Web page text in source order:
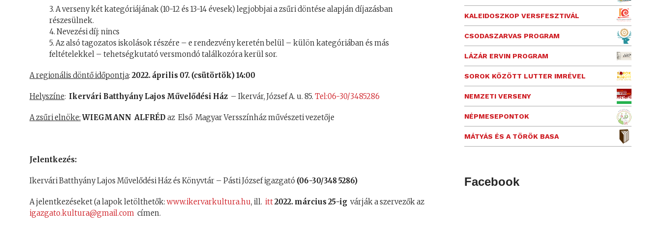
3. A verseny két kategóriájának (10-12 és 13-14 évesek) legjobbjai a zsűri döntése alapján díjazásban
részesülnek.
4. Nevezési díj: nincs
5. Az alsó tagozatos iskolások részére – e rendezvény keretén belül – külön kategóriában és más
feltételekkel – tehetségkutató versmondó találkozóra kerül sor.
A regionális döntő időpontja: 2022. április 07. (csütörtök) 14:00
Helyszíne: Ikervári Batthyány Lajos Művelődési Ház – Ikervár, József A. u. 85. Tel:06-30/3485286
A zsűri elnöke: WIEGMANN ALFRÉD az Első Magyar Versszínház művészeti vezetője
Jelentkezés:
Ikervári Batthyány Lajos Művelődési Ház és Könyvtár – Pásti József igazgató (06-30/348 5286)
A jelentkezéseket (a lapok letölthetők: www.ikervarkultura.hu, ill. itt2022. március 25-ig várják a szervezők az
igazgato.kultura@gmail.com címen.
KALEIDOSZKOP VERSFESZTIVÁL
CSODASZARVAS PROGRAM
LÁZÁR ERVIN PROGRAM
SOROK KÖZÖTT LUTTER IMRÉVEL
NEMZETI VERSENY
NÉPMESEPONTOK
MÁTYÁS ÉS A TÖRÖK BASA
Facebook